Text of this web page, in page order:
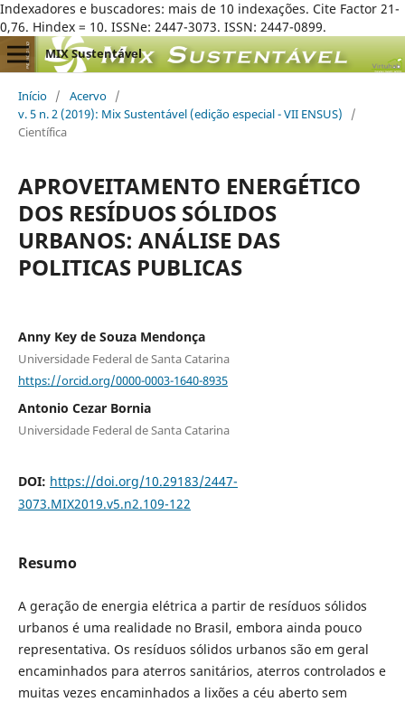
Indexadores e buscadores: mais de 10 indexações. Cite Factor 21-
0,76. Hindex = 10. ISSNe: 2447-3073. ISSN: 2447-0899.
MIX Sustentável
Início / Acervo /
v. 5 n. 2 (2019): Mix Sustentável (edição especial - VII ENSUS)
/
Científica
APROVEITAMENTO ENERGÉTICO
DOS RESÍDUOS SÓLIDOS
URBANOS: ANÁLISE DAS
POLITICAS PUBLICAS
Anny Key de Souza Mendonça
Universidade Federal de Santa Catarina
https://orcid.org/0000-0003-1640-8935
Antonio Cezar Bornia
Universidade Federal de Santa Catarina
DOI: https://doi.org/10.29183/2447-
3073.MIX2019.v5.n2.109-122
Resumo
A geração de energia elétrica a partir de resíduos sólidos
urbanos é uma realidade no Brasil, embora ainda pouco
representativa. Os resíduos sólidos urbanos são em geral
encaminhados para aterros sanitários, aterros controlados e
muitas vezes encaminhados a lixões a céu aberto sem